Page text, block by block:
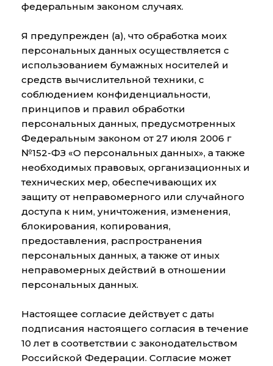
федеральным законом случаях.
Я предупрежден (а), что обработка моих
персональных данных осуществляется с
использованием бумажных носителей и
средств вычислительной техники, с
соблюдением конфиденциальности,
принципов и правил обработки
персональных данных, предусмотренных
Федеральным законом от 27 июля 2006 г
№152-ФЗ «О персональных данных», а также
необходимых правовых, организационных и
технических мер, обеспечивающих их
защиту от неправомерного или случайного
доступа к ним, уничтожения, изменения,
блокирования, копирования,
предоставления, распространения
персональных данных, а также от иных
неправомерных действий в отношении
персональных данных.
Настоящее согласие действует с даты
подписания настоящего согласия в течение
10 лет в соответствии с законодательством
Российской Федерации. Согласие может